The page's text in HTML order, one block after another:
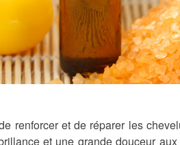
renforcer et de réparer les
et une grande douceur aux